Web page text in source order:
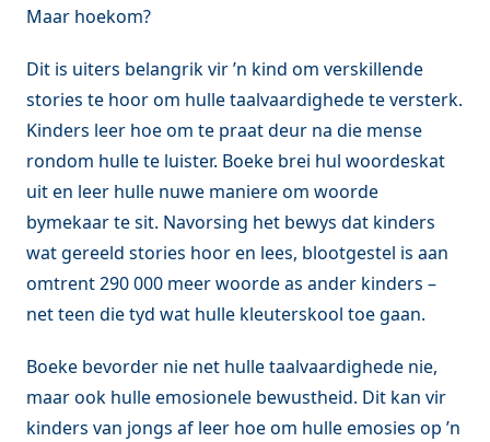
Maar hoekom?
Dit is uiters belangrik vir ’n kind om verskillende
stories te hoor om hulle taalvaardighede te versterk.
Kinders leer hoe om te praat deur na die mense
rondom hulle te luister. Boeke brei hul woordeskat
uit en leer hulle nuwe maniere om woorde
bymekaar te sit. Navorsing het bewys dat kinders
wat gereeld stories hoor en lees, blootgestel is aan
omtrent 290 000 meer woorde as ander kinders –
net teen die tyd wat hulle kleuterskool toe gaan.
Boeke bevorder nie net hulle taalvaardighede nie,
maar ook hulle emosionele bewustheid. Dit kan vir
kinders van jongs af leer hoe om hulle emosies op ’n